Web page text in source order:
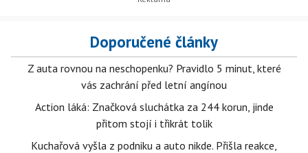
Doporučené články
Z auta rovnou na neschopenku? Pravidlo 5 minut, které
vás zachrání před letní angínou
Action láká: Značková sluchátka za 244 korun, jinde
přitom stojí i třikrát tolik
Kuchařová vyšla z podniku a auto nikde. Přišla reakce,